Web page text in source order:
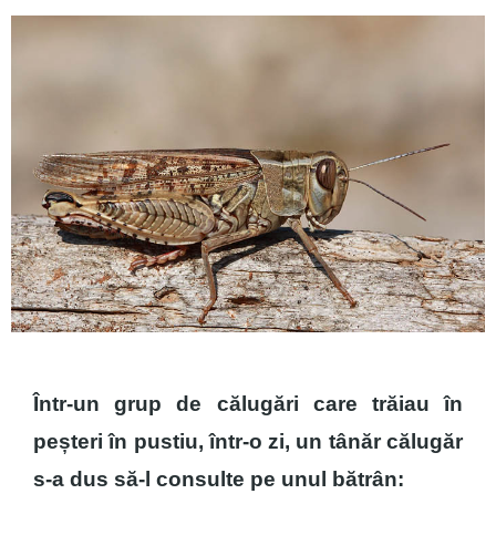
Într-un grup de călugări care trăiau în
peșteri în pustiu, într-o zi, un tânăr călugăr
s-a dus să-l consulte pe unul bătrân: